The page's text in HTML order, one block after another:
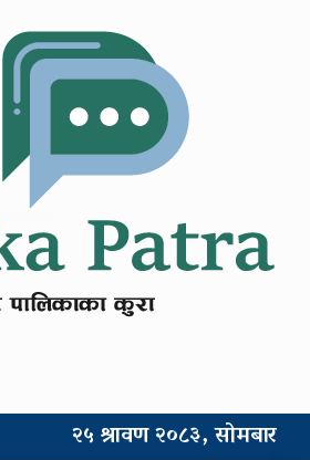
२५ श्रावण २०८३, सोमबार